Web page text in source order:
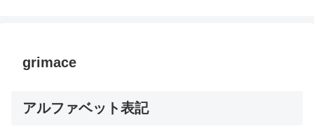
grimace
アルファベット表記